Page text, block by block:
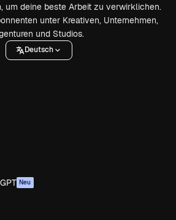
um deine beste Arbeit zu verwirklichen.
unter Kreativen, Unternehmen,
und Studios.
Deutsch
Neu